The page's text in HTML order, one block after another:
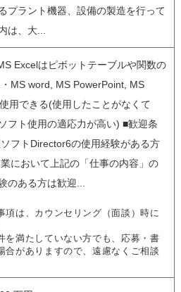
プラント機器、設備の製造を行って
は、大...
Excelはピボットテーブルや関数の
MS word, MS PowerPoint, MS
用できる(使用したことがなくて
フト使用の適応力が高い) ■歓迎条
フトDirector6の使用経験がある方
において上記の「仕事の内容」の
のある方は歓迎...
項は、カウンセリング（面談）時に
を満たしていない方でも、応募・書
合がありますので、遠慮なくご相談